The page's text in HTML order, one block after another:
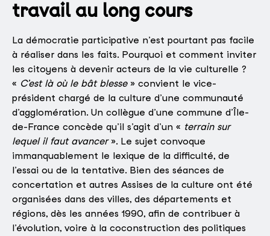
travail au long cours
La démocratie participative n’est pourtant pas facile
à réaliser dans les faits. Pourquoi et comment inviter
les citoyens à devenir acteurs de la vie culturelle ?
« C’est là où le bât blesse» convient le vice-
président chargé de la culture d’une communauté
d’agglomération. Un collègue d’une commune d’Île-
de-France concède qu’il s’agit d’un « terrain sur
lequel il faut avancer». Le sujet convoque
immanquablement le lexique de la difficulté, de
l’essai ou de la tentative. Bien des séances de
concertation et autres Assises de la culture ont été
organisées dans des villes, des départements et
régions, dès les années 1990, afin de contribuer à
l’évolution, voire à la coconstruction des politiques